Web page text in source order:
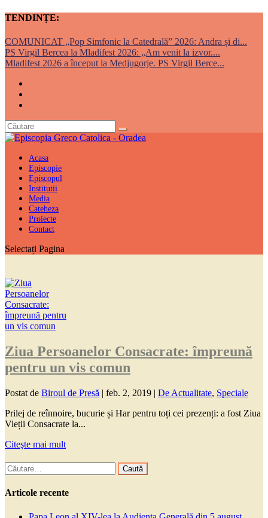
TENDINȚE:
COMUNICAT „Pop Simfonic la Catedrală” 2026: Andra și di...
PS Virgil Bercea la Mladifest 2026: „Am venit la izvor....
Mladifest 2026 a început la Medjugorje. PS Virgil Berce...
Acasa
Episcopie
Episcopul
Institutii
Media
Cateheza
Proiecte
Contact
Selectați Pagina
Ziua Persoanelor Consacrate: împreună
pentru un vis comun
Postat de Biroul de Presă | feb. 2, 2019 | De Actualitate, Speciale
Prilej de reînnoire, bucurie și Har pentru toți cei prezenți: a fost Ziua
Vieții Consacrate la...
Citeşte mai mult
Caută
după:
Articole recente